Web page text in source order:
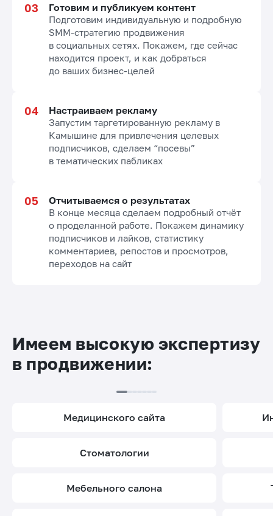
Готовим и публикуем контент
Подготовим индивидуальную и подробную
SMM-стратегию продвижения
в социальных сетях. Покажем, где сейчас
находится проект, и как добраться
до ваших бизнес-целей
Настраиваем рекламу
Запустим таргетированную рекламу в
Камышине для привлечения целевых
подписчиков, сделаем “посевы”
в тематических пабликах
Отчитываемся о результатах
В конце месяца сделаем подробный отчёт
о проделанной работе. Покажем динамику
подписчиков и лайков, статистику
комментариев, репостов и просмотров,
переходов на сайт
Имеем высокую экспертизу
в продвижении:
медицинского сайта
стоматологии
мебельного салона